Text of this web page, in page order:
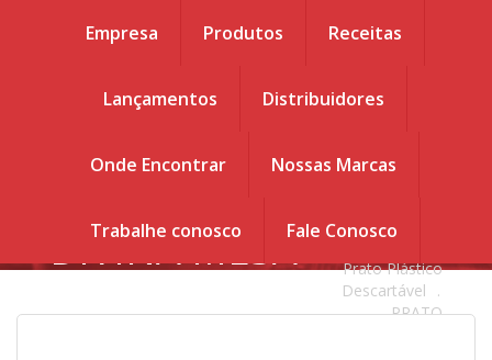
Empresa Produtos Receitas
Lançamentos Distribuidores
Onde Encontrar Nossas Marcas
Trabalhe conosco Fale Conosco
PRATO
DIVINA MESA
PRATO
26cm 10 un
Prato Plástico
Descartável
.
PRATO